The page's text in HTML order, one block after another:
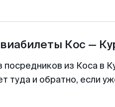
Кос —
из Коса в
туда и обратно, если